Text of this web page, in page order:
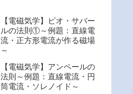
【電磁気学】ビオ・サバー
ルの法則①～例題：直線電
流・正方形電流が作る磁場
～
【電磁気学】アンペールの
法則～例題：直線電流・円
筒電流・ソレノイド～